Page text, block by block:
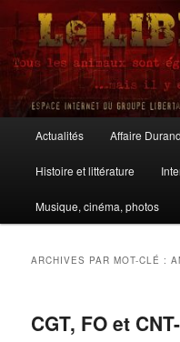
Aller
contenu
principal
Aller
contenu
secondaire
Le Libertaire
principal
Actualités Affaire Durand
Histoire et littérature
Musique, cinéma, photos
ARCHIVES PAR MOT-CLÉ :
CGT, FO et